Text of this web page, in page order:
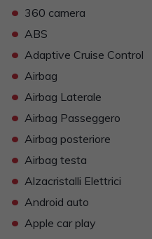
• 360 camera
• ABS
• Adaptive Cruise Control
• Airbag
• Airbag Laterale
• Airbag Passeggero
• Airbag posteriore
• Airbag testa
• Alzacristalli Elettrici
• Android auto
• Apple car play